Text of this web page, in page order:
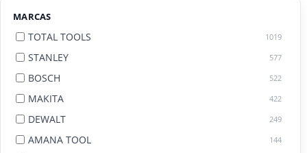
MARCAS
TOTAL TOOLS 1019
STANLEY 577
BOSCH 522
MAKITA 422
DEWALT 249
AMANA TOOL 144